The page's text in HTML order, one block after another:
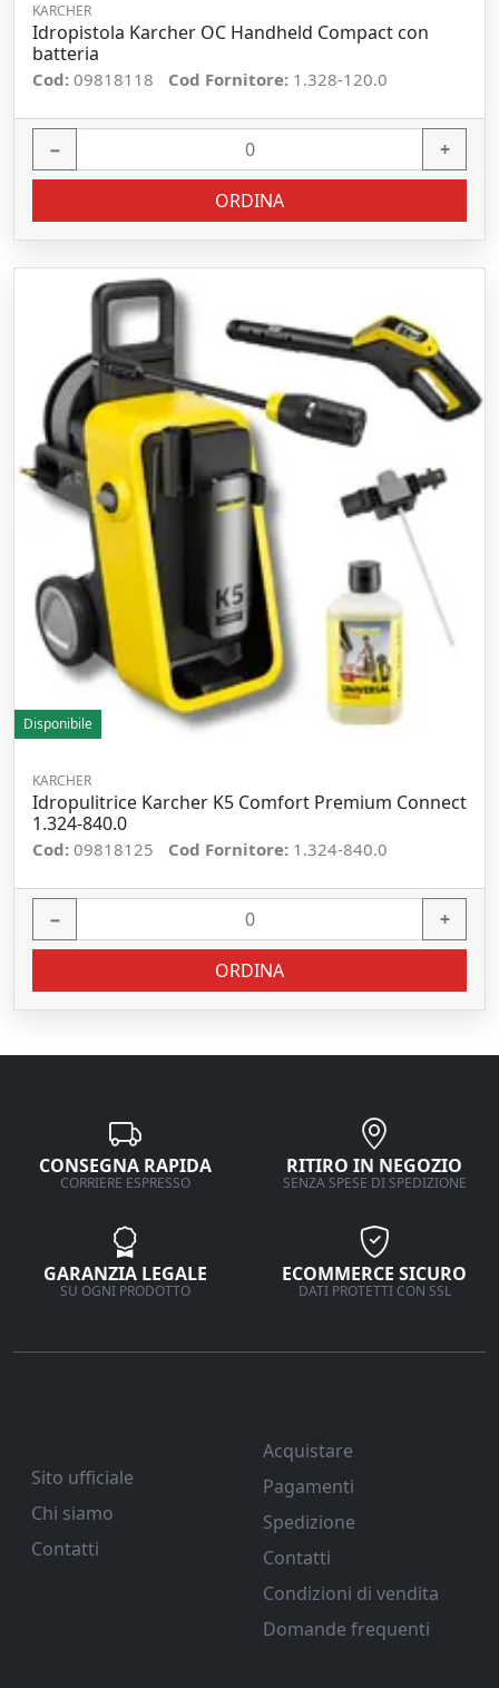
KARCHER
Idropistola Karcher OC Handheld Compact con
batteria
Cod: 09818118 Cod Fornitore: 1.328-120.0
− +
ORDINA
Disponibile
KARCHER
Idropulitrice Karcher K5 Comfort Premium Connect
1.324-840.0
Cod: 09818125 Cod Fornitore: 1.324-840.0
− +
ORDINA
CONSEGNA RAPIDA
CORRIERE ESPRESSO
RITIRO IN NEGOZIO
SENZA SPESE DI SPEDIZIONE
GARANZIA LEGALE
SU OGNI PRODOTTO
ECOMMERCE SICURO
DATI PROTETTI CON SSL
Sito ufficiale
Chi siamo
Contatti
Acquistare
Pagamenti
Spedizione
Contatti
Condizioni di vendita
Domande frequenti